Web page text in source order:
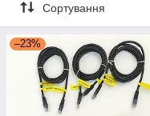
Сортування
–23%